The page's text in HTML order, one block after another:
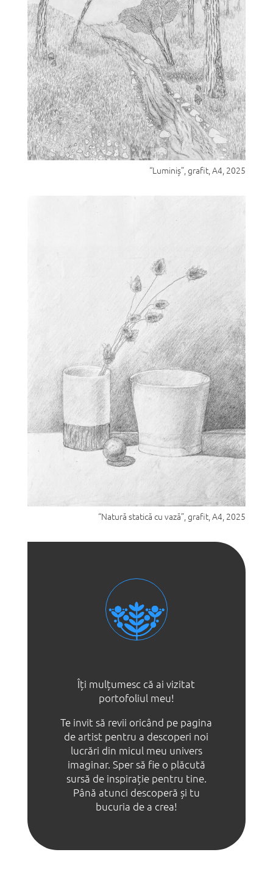
“Luminiș”, grafit, A4, 2025
“Natură statică cu vază”, grafit, A4, 2025
Îți mulțumesc că ai vizitat
portofoliul meu!
Te invit să revii oricând pe pagina
de artist pentru a descoperi noi
lucrări din micul meu univers
imaginar. Sper să fie o plăcută
sursă de inspirație pentru tine.
Până atunci descoperă și tu
bucuria de a crea!